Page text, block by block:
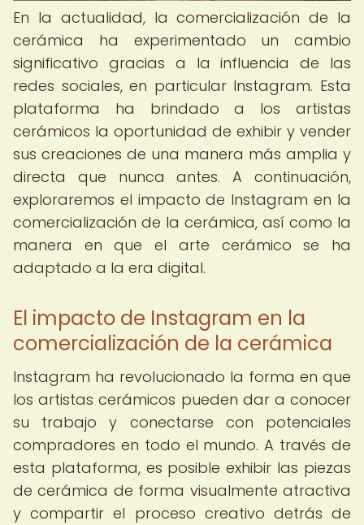
En la actualidad, la comercialización de la
cerámica ha experimentado un cambio
significativo gracias a la influencia de las
redes sociales, en particular Instagram. Esta
plataforma ha brindado a los artistas
cerámicos la oportunidad de exhibir y vender
sus creaciones de una manera más amplia y
directa que nunca antes. A continuación,
exploraremos el impacto de Instagram en la
comercialización de la cerámica, así como la
manera en que el arte cerámico se ha
adaptado a la era digital.
El impacto de Instagram en la
comercialización de la cerámica
Instagram ha revolucionado la forma en que
los artistas cerámicos pueden dar a conocer
su trabajo y conectarse con potenciales
compradores en todo el mundo. A través de
esta plataforma, es posible exhibir las piezas
de cerámica de forma visualmente atractiva
y compartir el proceso creativo detrás de